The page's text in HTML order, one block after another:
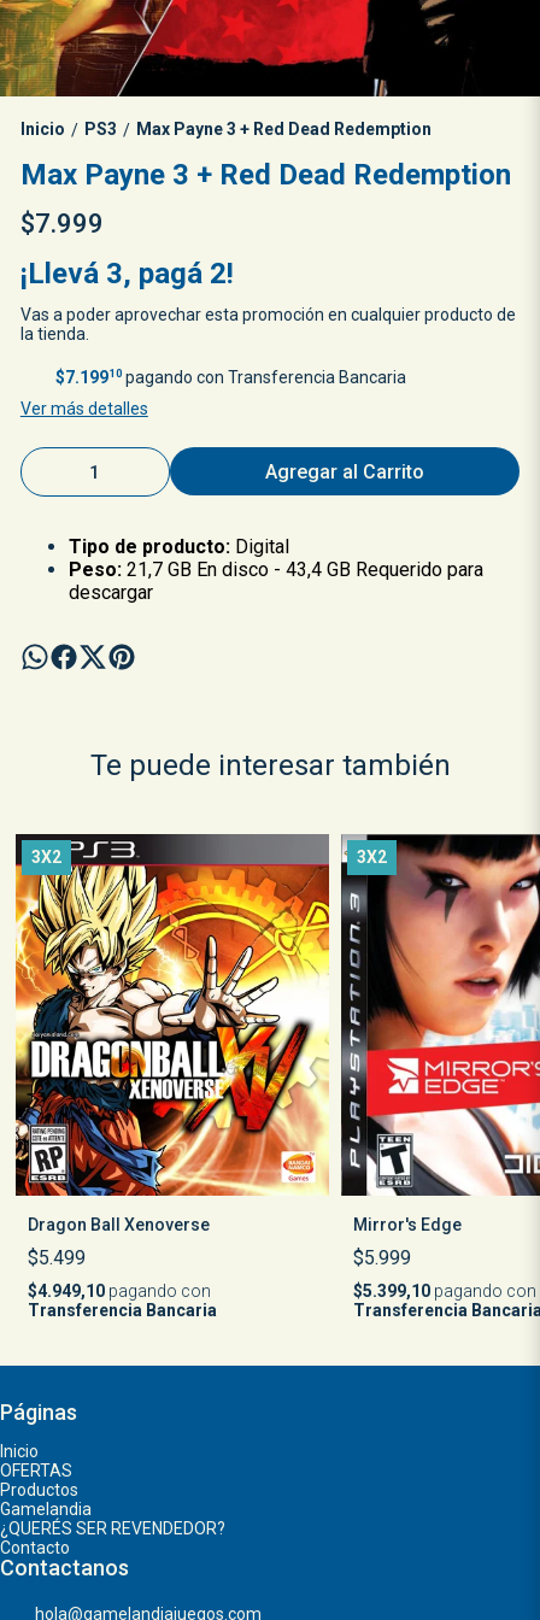
Inicio / PS3 / Max Payne 3 + Red Dead Redemption
Max Payne 3 + Red Dead Redemption
$7.999
¡Llevá 3, pagá 2!
Vas a poder aprovechar esta promoción en cualquier producto de
la tienda.
$7.19910pagando con Transferencia Bancaria
Ver más detalles
Agregar al Carrito
Tipo de producto: Digital
Peso: 21,7 GB En disco - 43,4 GB Requerido para
descargar
Te puede interesar también
3X2
Dragon Ball Xenoverse
$5.499
$4.949,10pagando con
Transferencia Bancaria
3X2
Mirror's Edge
$5.999
$5.399,10 pagando con
Transferencia
Páginas
Inicio
OFERTAS
Productos
Gamelandia
¿QUERÉS SER REVENDEDOR?
Contacto
Contactanos
hola@gamelandiajuegos.com